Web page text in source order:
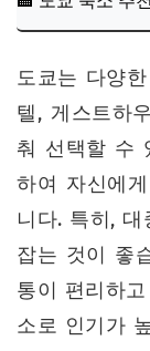
도쿄는 다양
텔, 게스트하
춰 선택할 수
하여 자신에
니다. 특히,
잡는 것이 좋
통이 편리하
소로 인기가